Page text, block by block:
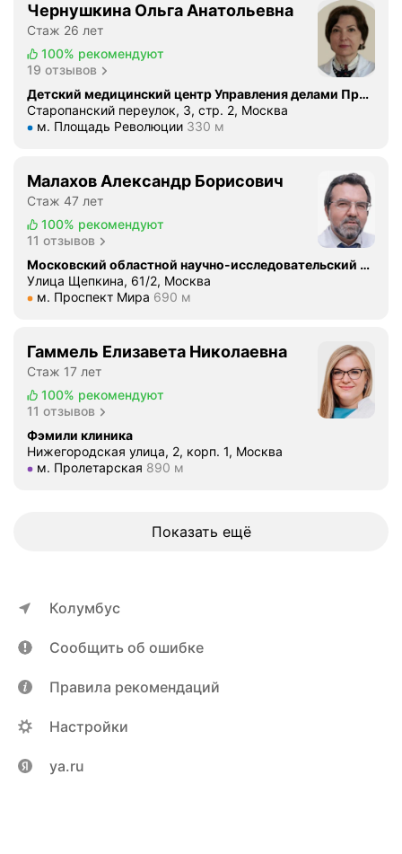
л
и
в
о
е
о
т
ш
е
н
и
е
к
п
ц
и
н
а
м
с
в
н
и
Чернушкина Ольга Анатольевна
Стаж 26 лет
100% рекомендуют
19 отзывов
Детский медицинский центр Управления делами Президента РФ, поликлиника
Старопанский переулок, 3, стр. 2, Москва
Метро м. Площадь Революции Расстояние 330 м
м. Площадь Революции 330 м
Малахов Александр Борисович
Стаж 47 лет
100% рекомендуют
11 отзывов
Московский областной научно-исследовательский клинический институт имени М. Ф. Владимирского
Улица Щепкина, 61/2, Москва
Метро м. Проспект Мира Расстояние 690 м
м. Проспект Мира 690 м
Гаммель Елизавета Николаевна
Стаж 17 лет
100% рекомендуют
11 отзывов
Фэмили клиника
Нижегородская улица, 2, корп. 1, Москва
Метро м. Пролетарская Расстояние 890 м
м. Пролетарская 890 м
Показать ещё
Колумбус
Сообщить об ошибке
Правила рекомендаций
Настройки
ya.ru